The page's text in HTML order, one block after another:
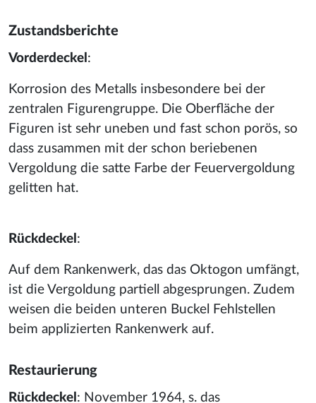
Zustandsberichte
Vorderdeckel :
Korrosion des Metalls insbesondere bei der
zentralen Figurengruppe. Die Oberfläche der
Figuren ist sehr uneben und fast schon porös, so
dass zusammen mit der schon beriebenen
Vergoldung die satte Farbe der Feuervergoldung
gelitten hat.
Rückdeckel :
Auf dem Rankenwerk, das das Oktogon umfängt,
ist die Vergoldung partiell abgesprungen. Zudem
weisen die beiden unteren Buckel Fehlstellen
beim applizierten Rankenwerk auf.
Restaurierung
Rückdeckel : November 1964, s. das